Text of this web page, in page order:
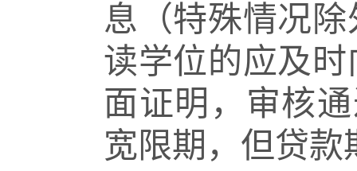
息（特殊情况
读学位的应及
面证明，审核
宽限期，但贷款